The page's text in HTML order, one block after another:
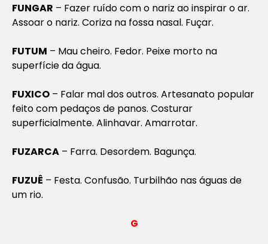
FUNGAR – Fazer ruído com o nariz ao inspirar o ar.
Assoar o nariz. Coriza na fossa nasal. Fuçar.
FUTUM – Mau cheiro. Fedor. Peixe morto na
superfície da água.
FUXICO – Falar mal dos outros. Artesanato popular
feito com pedaços de panos. Costurar
superficialmente. Alinhavar. Amarrotar.
FUZARCA – Farra. Desordem. Bagunça.
FUZUÊ – Festa. Confusão. Turbilhão nas águas de
um rio.
G